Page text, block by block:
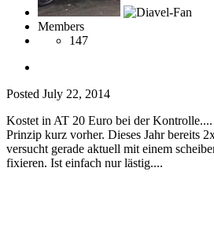
Members
147
Posted July 22, 2014
Kostet in AT 20 Euro bei der
Prinzip kurz vorher. Dieses Jahr bereits
versucht gerade aktuell mit einem
fixieren. Ist einfach nur lästig....